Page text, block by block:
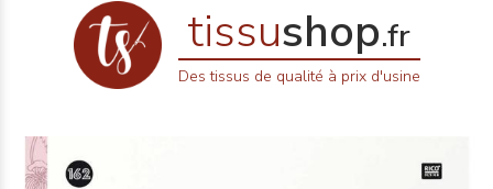
tissushop.fr
Des tissus de qualité à prix d'usine